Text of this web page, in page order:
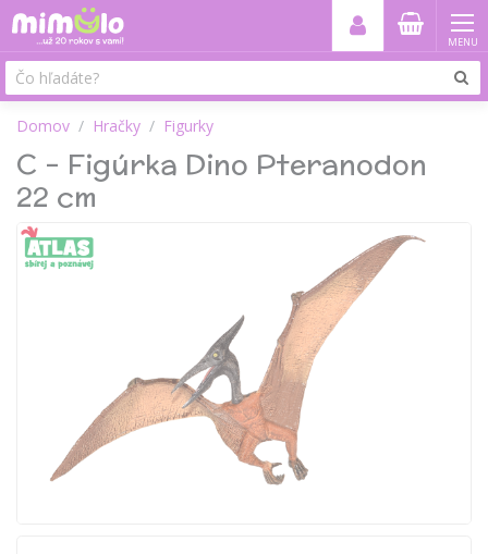
MENU
Domov Hračky Figurky
C - Figúrka Dino Pteranodon
22 cm